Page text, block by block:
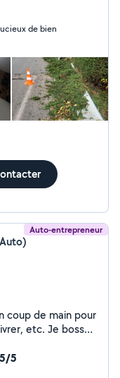
de bien
Auto-entrepreneur
coup de main pour
etc. Je bosse
et je fais
5